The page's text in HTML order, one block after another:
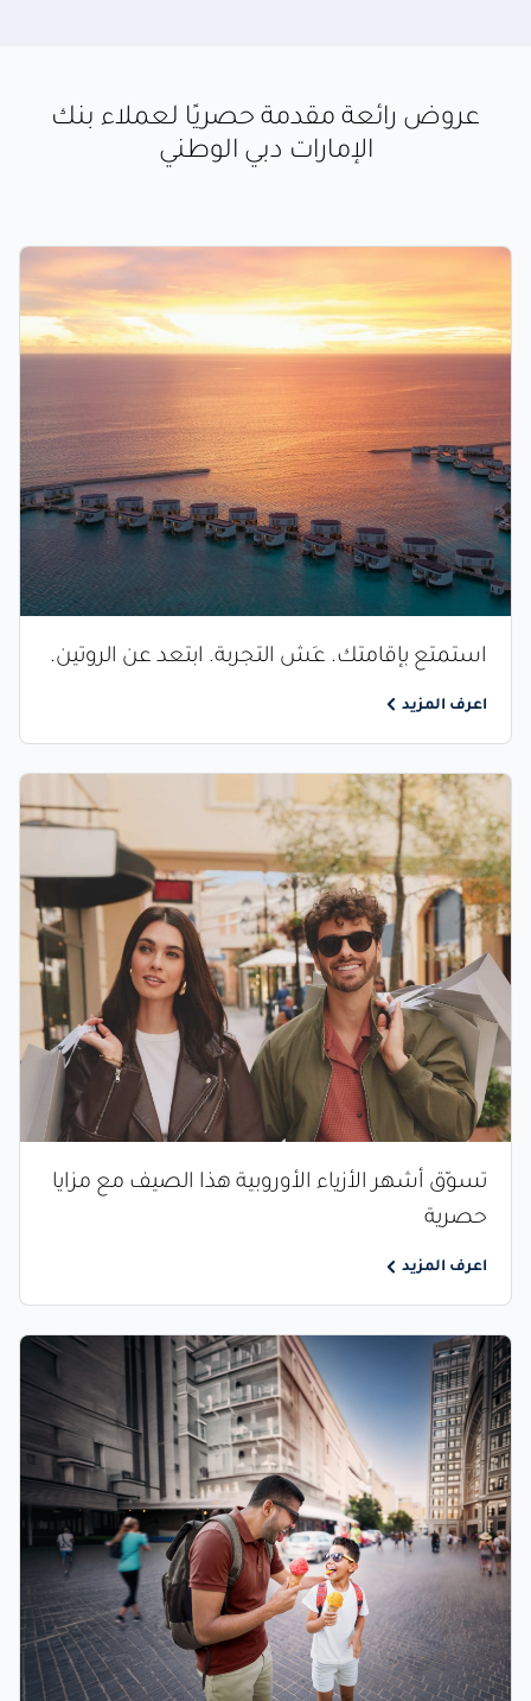
عروض رائعة مقدمة حصريًا لعملاء بنك
الإمارات دبي الوطني
استمتع بإقامتك. عِش التجربة. ابتعد عن الروتين.
اعرف المزيد
تسوّق أشهر الأزياء الأوروبية هذا الصيف مع مزايا
حصرية
اعرف المزيد